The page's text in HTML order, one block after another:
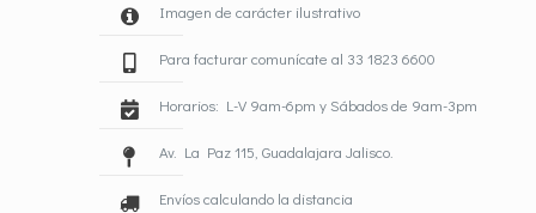
Imagen de carácter ilustrativo
Para facturar comunícate al 33 1823 6600
Horarios: L-V 9am-6pm y Sábados de 9am-3pm
Av. La Paz 115, Guadalajara Jalisco.
Envíos calculando la distancia